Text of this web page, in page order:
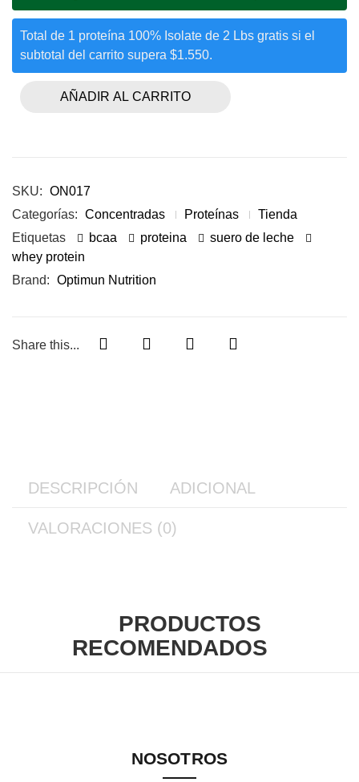
Total de 1 proteína 100% Isolate de 2 Lbs gratis si el
subtotal del carrito supera $1.550.
AÑADIR AL CARRITO
SKU: ON017
Categorías: Concentradas Proteínas
Tienda
Etiquetas
bcaa proteina
suero de leche
whey protein
Brand: Optimun Nutrition
Share this...
DESCRIPCIÓN ADICIONAL
VALORACIONES (0)
PRODUCTOS
RECOMENDADOS
NOSOTROS